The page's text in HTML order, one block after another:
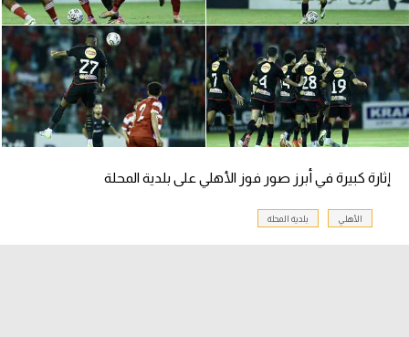
إثارة كبيرة في أبرز صور فوز الأهلي على بلدية المحلة
الأهلي بلدية المحلة